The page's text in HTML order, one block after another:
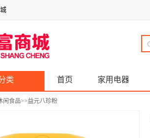
类 首页 家用电器
闲食品>>益元八珍粉